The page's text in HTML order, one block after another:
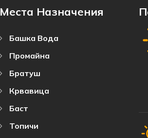
Места Назначения
Башка Bода
Промайна
Братуш
Крвавица
Баст
Топичи